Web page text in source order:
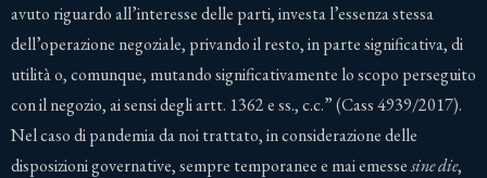
avuto riguardo all’interesse delle parti, investa l’essenza stessa
dell’operazione negoziale, privando il resto, in parte significativa, di
utilità o, comunque, mutando significativamente lo scopo perseguito
con il negozio, ai sensi degli artt. 1362 e ss., c.c.” (Cass 4939/2017).
Nel caso di pandemia da noi trattato, in considerazione delle
disposizioni governative, sempre temporanee e mai emessesine die,